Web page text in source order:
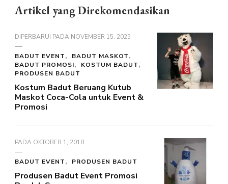
Artikel yang Direkomendasikan
DIPERBARUI PADA NOVEMBER 15, 2025
BADUT EVENT
BADUT MASKOT
BADUT PROMOSI
KOSTUM BADUT
PRODUSEN BADUT
Kostum Badut Beruang Kutub
Maskot Coca-Cola untuk Event &
Promosi
PADA OKTOBER 1, 2018
BADUT EVENT PRODUSEN BADUT
Produsen Badut Event Promosi